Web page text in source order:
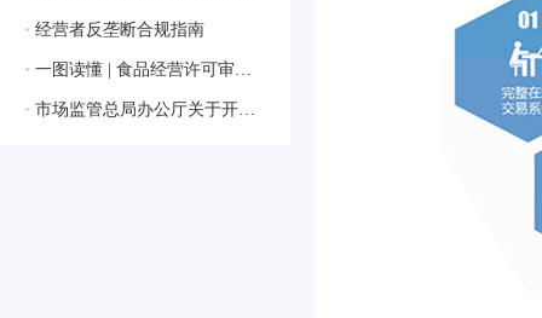
• 经营者反垄断合规指南
• 一图读懂 | 食品经营许可审查通则
• 市场监管总局办公厅关于开展2024年国家级检验检测机构能力验证工作的通知